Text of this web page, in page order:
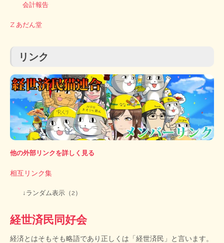
会計報告
Z あだん堂
リンク
他の外部リンクを詳しく見る
相互リンク集
↓ランダム表示（2）
経世済民同好会
経済とはそもそも略語であり正しくは「経世済民」と言います。